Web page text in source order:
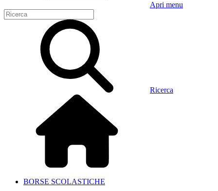
Apri menu
Ricerca
BORSE SCOLASTICHE